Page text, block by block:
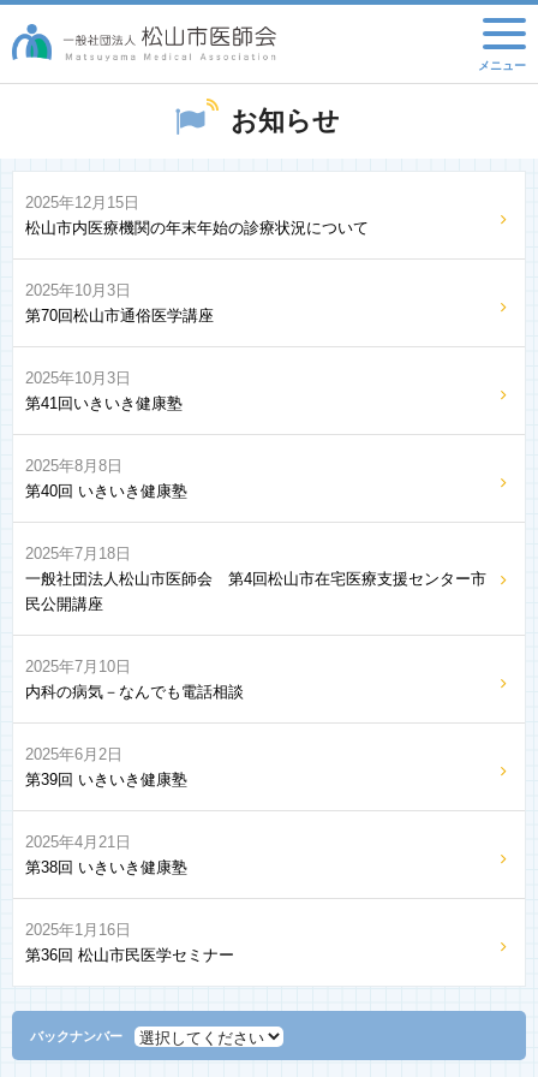
お知らせ
2025年12月15日
松山市内医療機関の年末年始の診療状況について
2025年10月3日
第70回松山市通俗医学講座
2025年10月3日
第41回いきいき健康塾
2025年8月8日
第40回 いきいき健康塾
2025年7月18日
一般社団法人松山市医師会 第4回松山市在宅医療支援センター市
民公開講座
2025年7月10日
内科の病気－なんでも電話相談
2025年6月2日
第39回 いきいき健康塾
2025年4月21日
第38回 いきいき健康塾
2025年1月16日
第36回 松山市民医学セミナー
バックナンバー